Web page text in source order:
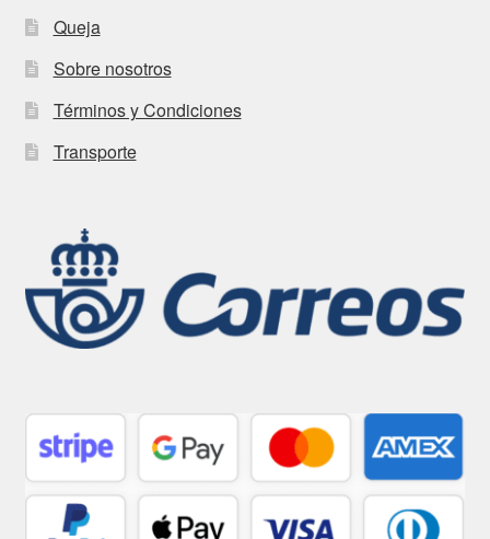
Queja
Sobre nosotros
Términos y Condiciones
Transporte